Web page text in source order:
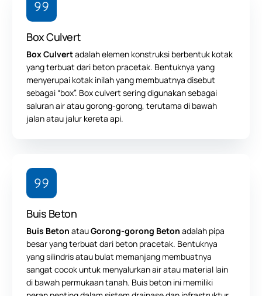
Box Culvert
Box Culvertadalah elemen konstruksi berbentuk kotak
yang terbuat dari beton pracetak. Bentuknya yang
menyerupai kotak inilah yang membuatnya disebut
sebagai “box”. Box culvert sering digunakan sebagai
saluran air atau gorong-gorong, terutama di bawah
jalan atau jalur kereta api.
Buis Beton
Buis Beton atauGorong-gorong Beton adalah pipa
besar yang terbuat dari beton pracetak. Bentuknya
yang silindris atau bulat memanjang membuatnya
sangat cocok untuk menyalurkan air atau material lain
di bawah permukaan tanah. Buis beton ini memiliki